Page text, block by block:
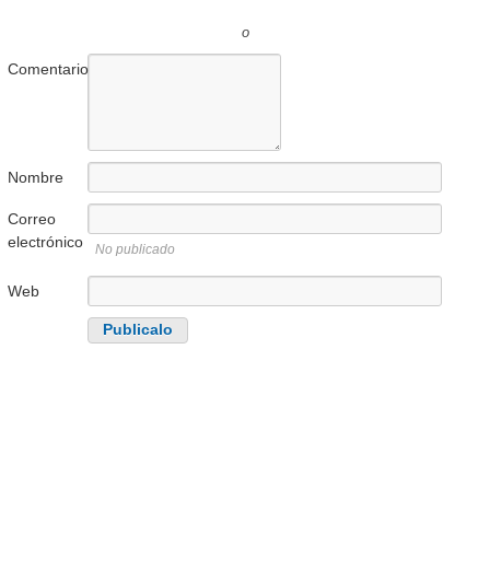
o
Comentario
Nombre
Correo
electrónico
No publicado
Web